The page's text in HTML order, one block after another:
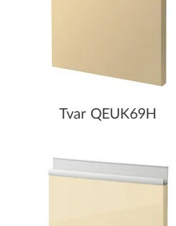
Tvar QEUK69H